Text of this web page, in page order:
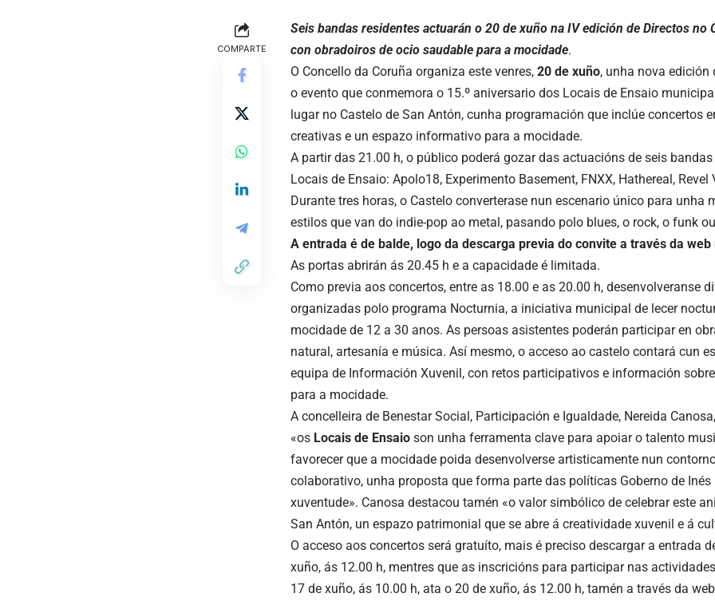
COMPARTE
Seis bandas residentes actuarán o 20 de xuño na IV edición de Directos no
con obradoiros de ocio saudable para a mocidade.
O Concello da Coruña organiza este venres, 20 de xuño, unha nova
o evento que conmemora o 15.º aniversario dos Locais de Ensaio
lugar no Castelo de San Antón, cunha programación que inclúe concertos
creativas e un espazo informativo para a mocidade.
A partir das 21.00 h, o público poderá gozar das actuacións de seis
Locais de Ensaio: Apolo18, Experimento Basement, FNXX, Hathereal, Revel
Durante tres horas, o Castelo converterase nun escenario único para unha
estilos que van do indie-pop ao metal, pasando polo blues, o rock, o funk
A entrada é de balde, logo da descarga previa do convite a través da
As portas abrirán ás 20.45 h e a capacidade é limitada.
Como previa aos concertos, entre as 18.00 e as 20.00 h, desenvolveranse
organizadas polo programa Nocturnia, a iniciativa municipal de lecer
mocidade de 12 a 30 anos. As persoas asistentes poderán participar en
natural, artesanía e música. Así mesmo, o acceso ao castelo contará cun
equipa de Información Xuvenil, con retos participativos e información
para a mocidade.
A concelleira de Benestar Social, Participación e Igualdade, Nereida
«os Locais de Ensaio son unha ferramenta clave para apoiar o talento
favorecer que a mocidade poida desenvolverse artisticamente nun
colaborativo, unha proposta que forma parte das políticas Goberno de Inés
xuventude». Canosa destacou tamén «o valor simbólico de celebrar este
San Antón, un espazo patrimonial que se abre á creatividade xuvenil e á
O acceso aos concertos será gratuíto, mais é preciso descargar a entrada
xuño, ás 12.00 h, mentres que as inscricións para participar nas
17 de xuño, ás 10.00 h, ata o 20 de xuño, ás 12.00 h, tamén a través da